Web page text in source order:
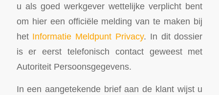
u als goed werkgever wettelijke verplicht bent
om hier een officiële melding van te maken bij
het Informatie Meldpunt Privacy. In dit dossier
is er eerst telefonisch contact geweest met
Autoriteit Persoonsgegevens.
In een aangetekende brief aan de klant wijst u